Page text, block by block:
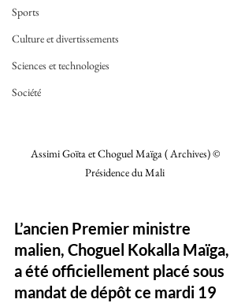
Sports
Culture et divertissements
Sciences et technologies
Société
Assimi Goïta et Choguel Maïga ( Archives) ©
Présidence du Mali
L’ancien Premier ministre
malien, Choguel Kokalla Maïga,
a été officiellement placé sous
mandat de dépôt ce mardi 19